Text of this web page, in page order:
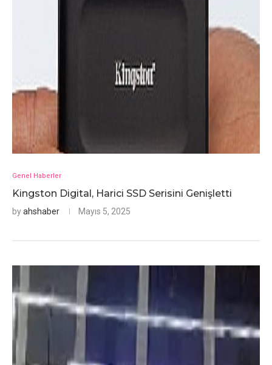
Genel Haberler
Kingston Digital, Harici SSD Serisini Genişletti
byahshaber Mayıs 5, 2025